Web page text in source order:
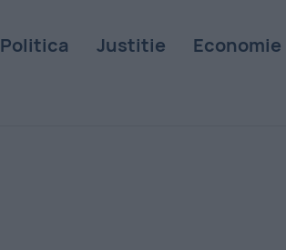
Politica Justitie Economie